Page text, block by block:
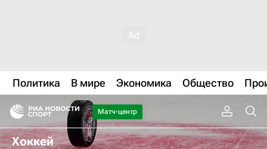
Политика В мире Экономика Общество
Матч-центр
Хоккей